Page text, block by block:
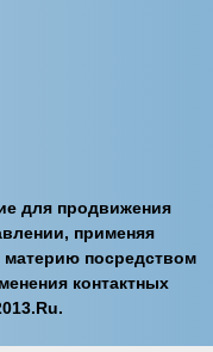
для продвижения
применяя
материю посредством
контактных